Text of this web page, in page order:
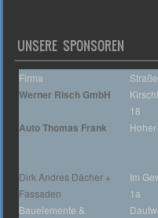
UNSERE SPONSOREN
Firma Straße
Werner Risch GmbH
18
Auto Thomas Frank
Dirk Andres Dächer +
Fassaden
Im
1a
Bauelemente &